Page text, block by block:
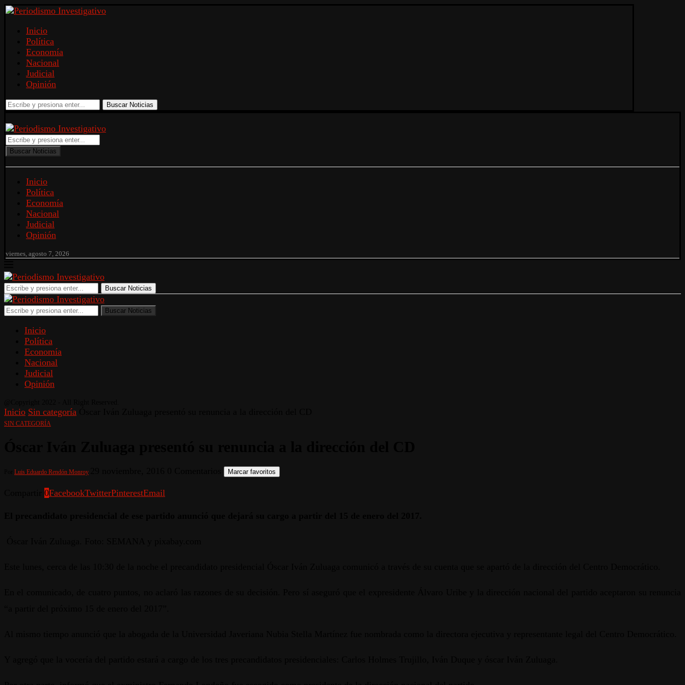
Inicio
Política
Economía
Nacional
Judicial
Opinión
Buscar Noticias
Buscar Noticias
Inicio
Política
Economía
Nacional
Judicial
Opinión
viernes, agosto 7, 2026
Buscar Noticias
Buscar Noticias
Inicio
Política
Economía
Nacional
Judicial
Opinión
Inicio Sin categoría
SIN CATEGORÍA
Luis Eduardo Rendón Monroy Marcar favoritos
0FacebookTwitterPinterestEmail